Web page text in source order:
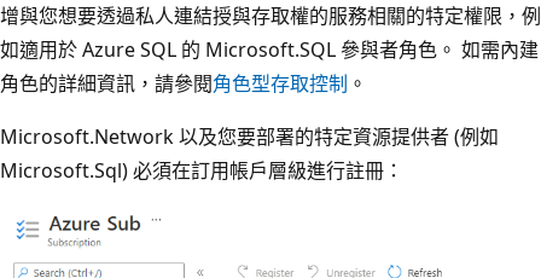
增與您想要透過私人連結授與存取權的服務相關的特定權限，例
如適用於 Azure SQL 的 Microsoft.SQL 參與者角色。 如需內建
角色的詳細資訊，請參閱角色型存取控制 。
Microsoft.Network 以及您要部署的特定資源提供者 (例如
Microsoft.Sql) 必須在訂用帳戶層級進行註冊：